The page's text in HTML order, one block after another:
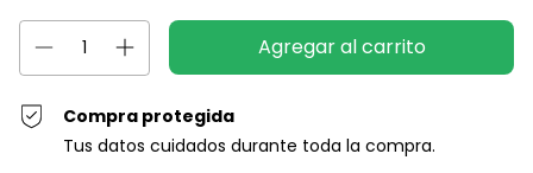
Compra protegida
Tus datos cuidados durante toda la compra.